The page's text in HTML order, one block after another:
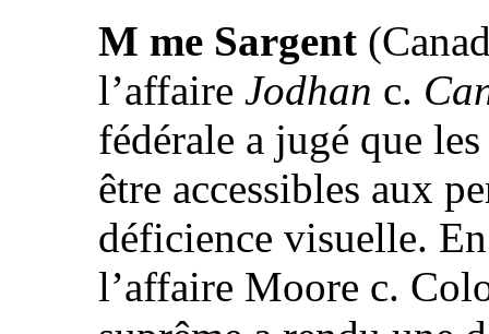
M me Sargent
l’affaire Jodhan c.
fédérale a jugé que
être accessibles aux
déficience visuelle.
l’affaire Moore c.